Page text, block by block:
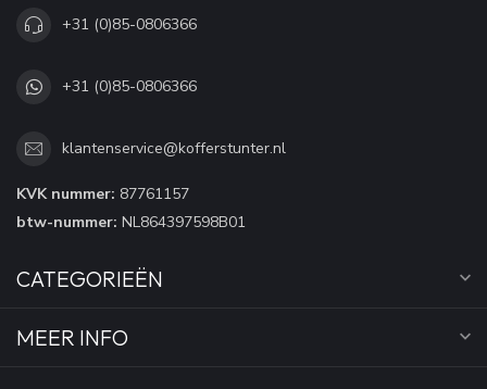
+31 (0)85-0806366
+31 (0)85-0806366
klantenservice@kofferstunter.nl
KVK nummer: 87761157
btw-nummer: NL864397598B01
CATEGORIEËN
MEER INFO